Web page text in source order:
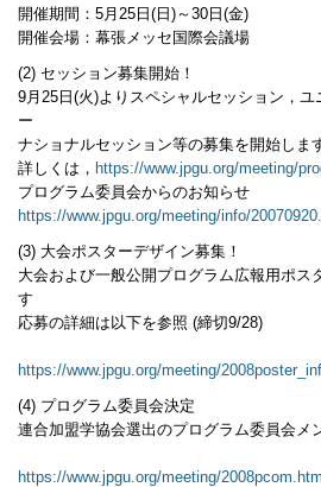
開催期間：5月25日(日)～30日(金)
開催会場：幕張メッセ国際会議場
(2) セッション募集開始！
9月25日(火)よりスペシャルセッション，
ー
ナショナルセッション等の募集を開始しま
詳しくは， https://www.jpgu.org/meeting/
プログラム委員会からのお知らせ
https://www.jpgu.org/meeting/info/
(3) 大会ポスターデザイン募集！
大会および一般公開プログラム広報用ポス
す
応募の詳細は以下を参照 (締切9/28)
https://www.jpgu.org/meeting/
(4) プログラム委員会決定
連合加盟学協会選出のプログラム委員会メ
https://www.jpgu.org/meeting/2008pcom.html